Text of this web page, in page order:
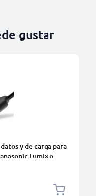
gustar
y de carga para
Lumix o